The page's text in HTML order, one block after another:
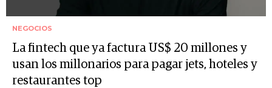
NEGOCIOS
La fintech que ya factura US$ 20 millones y
usan los millonarios para pagar jets, hoteles y
restaurantes top